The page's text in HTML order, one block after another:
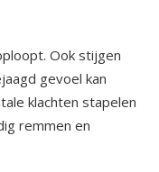
Ook stijgen
gevoel kan
klachten stapelen
remmen en